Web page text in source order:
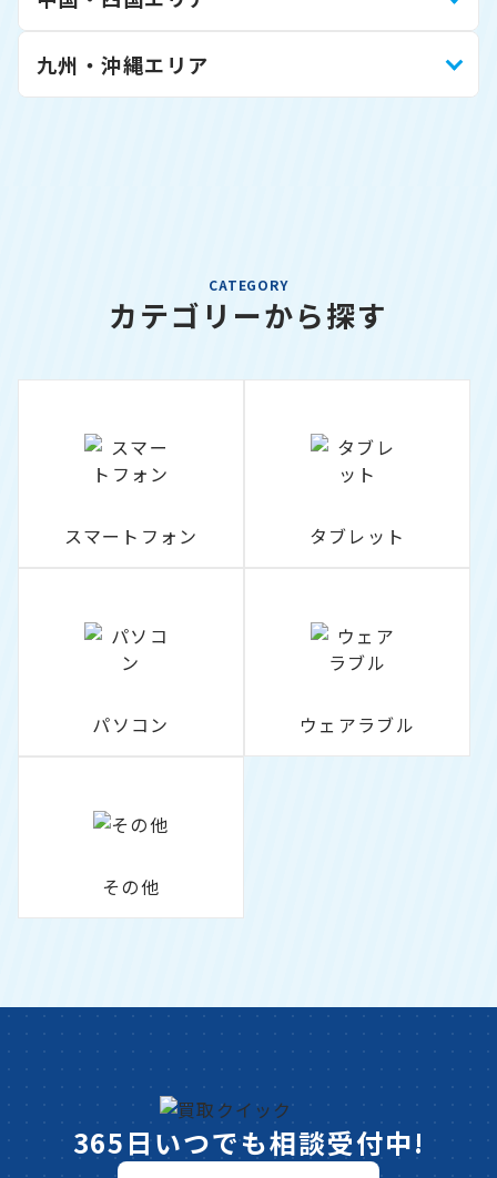
九州・沖縄エリア
CATEGORY
カテゴリーから探す
スマートフォン タブレット
パソコン ウェアラブル
その他
365日いつでも相談受付中!